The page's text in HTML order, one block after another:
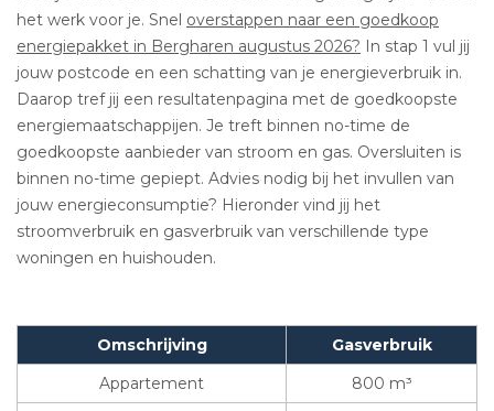
het werk voor je. Snel overstappen naar een goedkoop
energiepakket in Bergharen augustus 2026? In stap 1 vul jij
jouw postcode en een schatting van je energieverbruik in.
Daarop tref jij een resultatenpagina met de goedkoopste
energiemaatschappijen. Je treft binnen no-time de
goedkoopste aanbieder van stroom en gas. Oversluiten is
binnen no-time gepiept. Advies nodig bij het invullen van
jouw energieconsumptie? Hieronder vind jij het
stroomverbruik en gasverbruik van verschillende type
woningen en huishouden.
Omschrijving
Gasverbruik
Appartement
800 m³